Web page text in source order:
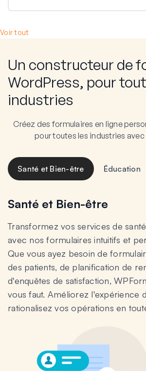
Voir tout
Un constructeur de
WordPress, pour
industries
Créez des formulaires en ligne
pour toutes les industries avec
Santé et Bien-être Éducation
Santé et Bien-être
Transformez vos services de
avec nos formulaires intuitifs et
Que vous ayez besoin de
des patients, de planification de
d'enquêtes de satisfaction,
vous faut. Améliorez l'expérience
rationalisez vos opérations en